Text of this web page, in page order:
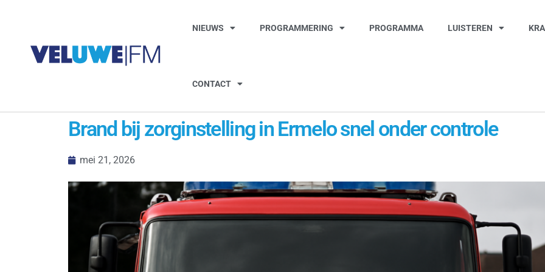
NIEUWS PROGRAMMERING PROGRAMMA LUISTEREN
CONTACT
Brand bij zorginstelling in Ermelo snel onder controle
mei 21, 2026